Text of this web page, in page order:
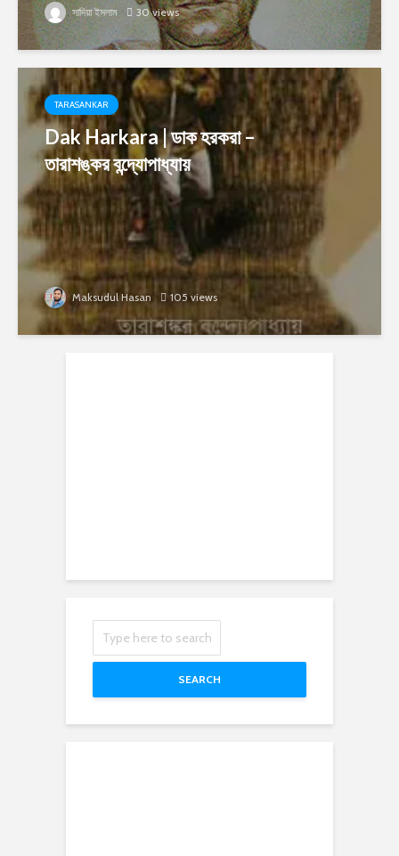
সাদিয়া ইসলাম 30 views
TARASANKAR
Dak Harkara | ডাক হরকরা –
তারাশঙ্কর বন্দ্যোপাধ্যায়
Maksudul Hasan 105 views
SEARCH